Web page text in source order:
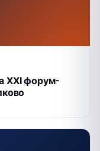
XXI форум-